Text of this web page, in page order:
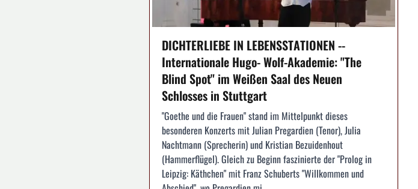
DICHTERLIEBE IN LEBENSSTATIONEN --
Internationale Hugo- Wolf-Akademie: "The
Blind Spot" im Weißen Saal des Neuen
Schlosses in Stuttgart
"Goethe und die Frauen" stand im Mittelpunkt dieses
besonderen Konzerts mit Julian Pregardien (Tenor), Julia
Nachtmann (Sprecherin) und Kristian Bezuidenhout
(Hammerflügel). Gleich zu Beginn faszinierte der "Prolog in
Leipzig: Käthchen" mit Franz Schuberts "Willkommen und